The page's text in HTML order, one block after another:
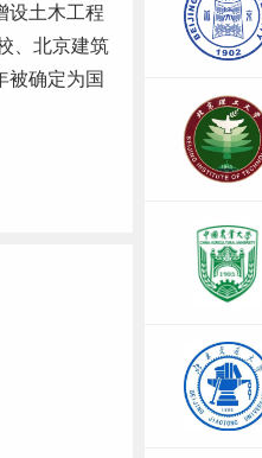
设土木工程
、北京建筑
被确定为国